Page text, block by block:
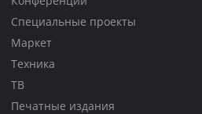
Специальные проекты
Маркет
Техника
ТВ
Печатные издания